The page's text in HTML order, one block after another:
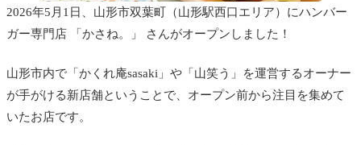
2026年5月1日、山形市双葉町（山形駅西口エリア）にハンバー
ガー専門店 「かさね。」 さんがオープンしました！
山形市内で「かくれ庵sasaki」や「山笑う」を運営するオーナー
が手がける新店舗ということで、オープン前から注目を集めて
いたお店です。